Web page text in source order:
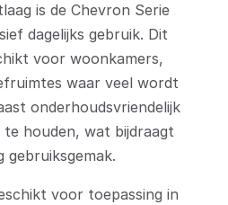
is de Chevron Serie
dagelijks gebruik. Dit
voor woonkamers,
waar veel wordt
onderhoudsvriendelijk
houden, wat bijdraagt
gebruiksgemak.
voor toepassing in